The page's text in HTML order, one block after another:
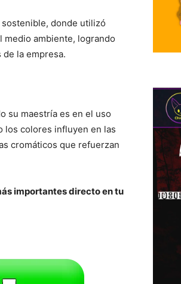
donde utilizó
ambiente, logrando
la empresa.
su maestría es en el uso
los colores influyen en las
cromáticos que refuerzan
importantes directo en tu